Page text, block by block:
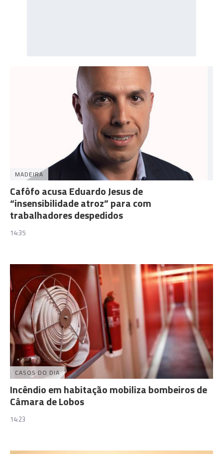
MADEIRA
Cafôfo acusa Eduardo Jesus de
“insensibilidade atroz” para com
trabalhadores despedidos
14:35
CASOS DO DIA
Incêndio em habitação mobiliza bombeiros de
Câmara de Lobos
14:23